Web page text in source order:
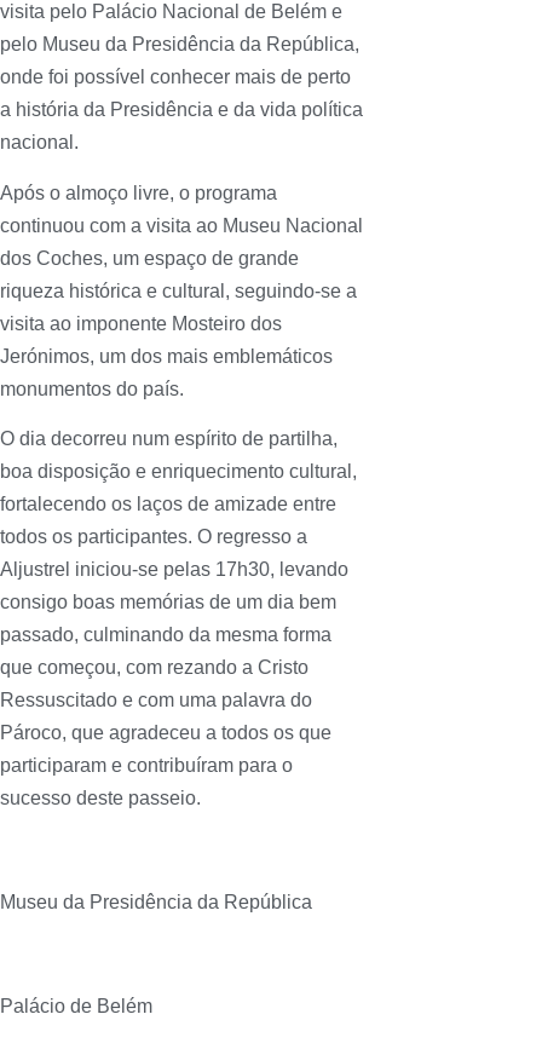
visita pelo Palácio Nacional de Belém e
pelo Museu da Presidência da República,
onde foi possível conhecer mais de perto
a história da Presidência e da vida política
nacional.
Após o almoço livre, o programa
continuou com a visita ao Museu Nacional
dos Coches, um espaço de grande
riqueza histórica e cultural, seguindo-se a
visita ao imponente Mosteiro dos
Jerónimos, um dos mais emblemáticos
monumentos do país.
O dia decorreu num espírito de partilha,
boa disposição e enriquecimento cultural,
fortalecendo os laços de amizade entre
todos os participantes. O regresso a
Aljustrel iniciou-se pelas 17h30, levando
consigo boas memórias de um dia bem
passado, culminando da mesma forma
que começou, com rezando a Cristo
Ressuscitado e com uma palavra do
Pároco, que agradeceu a todos os que
participaram e contribuíram para o
sucesso deste passeio.
Museu da Presidência da República
Palácio de Belém